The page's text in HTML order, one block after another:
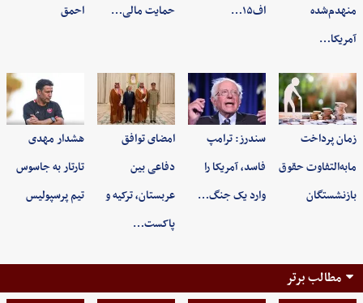
منهدم‌شده
آمریکا…
اف۱۵…
حمایت مالی…
احمق
زمان پرداخت
مابه‌التفاوت حقوق
بازنشستگان
سندرز: ترامپ
فاسد، آمریکا را
وارد یک جنگ…
امضای توافق
دفاعی بین
عربستان، ترکیه و
پاکست…
هشدار مهدی
تارتار به جاسوس
تیم پرسپولیس
مطالب برتر